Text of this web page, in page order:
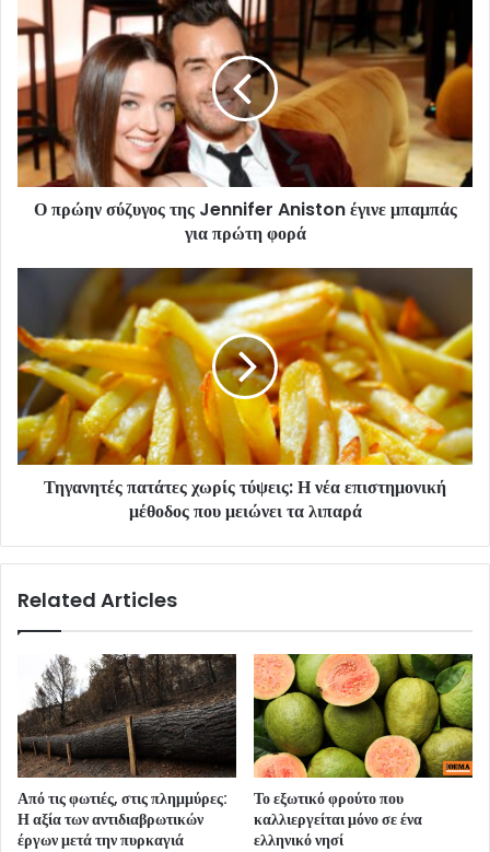
Ο πρώην σύζυγος της Jennifer Aniston έγινε μπαμπάς
για πρώτη φορά
Τηγανητές πατάτες χωρίς τύψεις: Η νέα επιστημονική
μέθοδος που μειώνει τα λιπαρά
Related Articles
Από τις φωτιές, στις πλημμύρες:
Η αξία των αντιδιαβρωτικών
έργων μετά την πυρκαγιά
Το εξωτικό φρούτο που
καλλιεργείται μόνο σε ένα
ελληνικό νησί